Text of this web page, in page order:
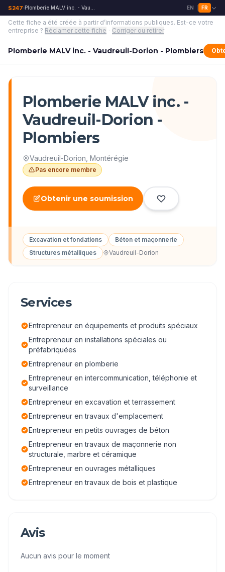
S247›Plomberie MALV inc. - Vaudreuil-Dorion - Plombiers EN FR
Cette fiche a été créée à partir d’informations publiques. Est-ce votre
entreprise ? Réclamer cette fiche · Corriger ou retirer
Plomberie MALV inc. - Vaudreuil-Dorion - Plombiers
Plomberie MALV inc. -
Vaudreuil-Dorion -
Plombiers
Vaudreuil-Dorion Montérégie
Pas encore membre
Obtenir une soumission
Excavation et fondations
Béton et maçonnerie
Structures métalliques
Vaudreuil-Dorion
Services
Entrepreneur en équipements et produits spéciaux
Entrepreneur en installations spéciales ou
préfabriquées
Entrepreneur en plomberie
Entrepreneur en intercommunication, téléphonie et
surveillance
Entrepreneur en excavation et terrassement
Entrepreneur en travaux d'emplacement
Entrepreneur en petits ouvrages de béton
Entrepreneur en travaux de maçonnerie non
structurale, marbre et céramique
Entrepreneur en ouvrages métalliques
Entrepreneur en travaux de bois et plastique
Avis
Aucun avis pour le moment